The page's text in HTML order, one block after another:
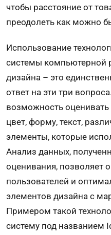
чтобы расстояние от
преодолеть как можно
Использование
системы компьютерной
дизайна – это
ответ на эти три
возможность
цвет, форму, текст,
элементы, которые
Анализ данных,
оценивания, позволяет
пользователей и
элементов дизайна с
Примером такой
систему под названием